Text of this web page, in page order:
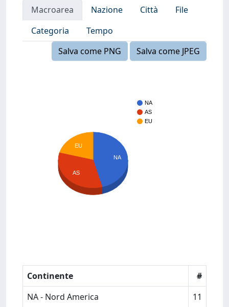
Macroarea Nazione Città
File
Categoria
Tempo
Salva come PNG
Salva come JPEG
NA
AS
EU
NA
EU
AS
Continente
#
NA - Nord America
11